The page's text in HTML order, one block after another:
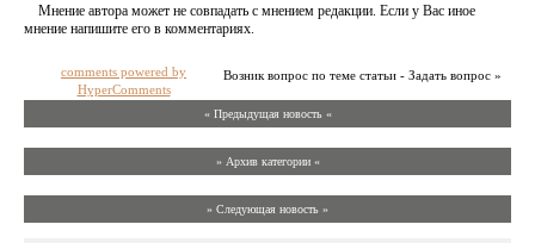
Мнение автора может не совпадать с мнением редакции. Если у Вас иное
мнение напишите его в комментариях.
Возник вопрос по теме статьи - Задать вопрос »
comments powered by
HyperComments
« Предыдущая новость «
» Архив категории «
» Следующая новость »